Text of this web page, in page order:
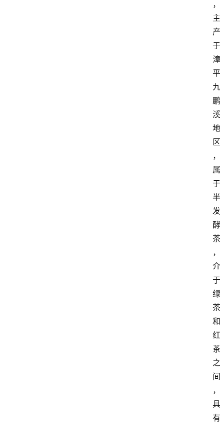
，
主
产
于
漳
平
九
鹏
溪
地
区
，
属
于
半
发
酵
茶
，
介
于
绿
茶
和
红
茶
之
间
，
具
有